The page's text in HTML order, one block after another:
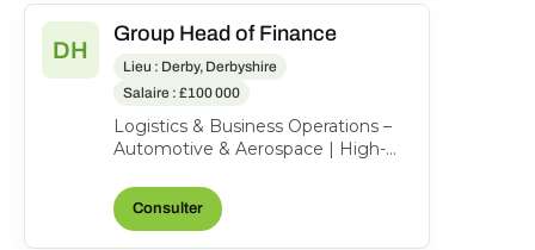
DH
Group Head of Finance
Lieu : Derby, Derbyshire
Salaire : £100 000
Logistics & Business Operations –
Automotive & Aerospace | High-
Backed Our client is a...
Consulter